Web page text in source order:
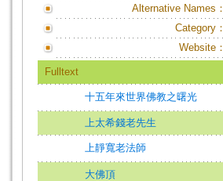
Alternative Names：
Category：
Website：
Fulltext
十五年來世界佛教之曙光
上太希錢老先生
上靜寬老法師
大佛頂